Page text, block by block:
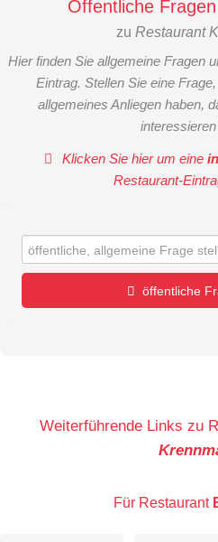
Öffentliche
zu Restaurant
Hier finden Sie allgemeine Fragen
Eintrag. Stellen Sie eine
allgemeines Anliegen haben,
Klicken Sie hier um eine
Restaurant-
öffentliche
Weiterführende Links zu
Für Restaurant